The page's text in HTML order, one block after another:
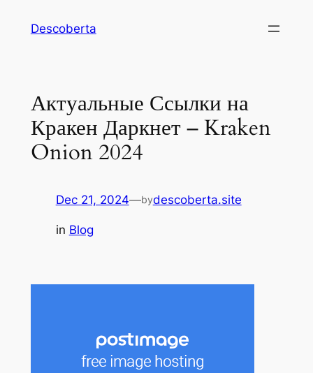
Descoberta
Актуальные Ссылки на
Кракен Даркнет – Kraken
Onion 2024
Dec 21, 2024—bydescoberta.site
in Blog